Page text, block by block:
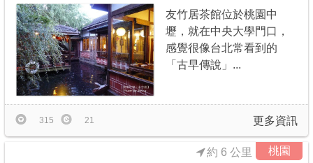
友竹居茶館位於桃園中
壢，就在中央大學門口，
感覺很像台北常看到的
「古早傳說」...
更多資訊
315 21
桃園
約 6 公里